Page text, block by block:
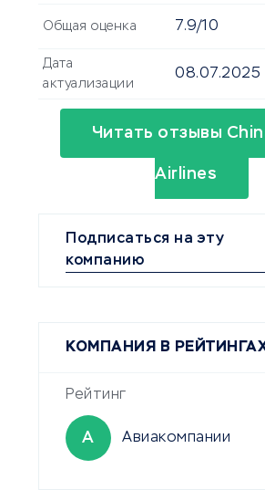
Общая оценка 7.9/10
Дата
актуализации
08.07.2025
Читать отзывы
Airlines
Подписаться на эту
компанию
КОМПАНИЯ В
Рейтинг
А Авиакомпании